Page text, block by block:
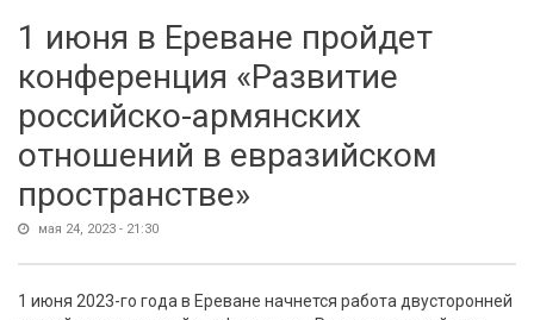
1 июня в Ереване пройдет
конференция «Развитие
российско-армянских
отношений в евразийском
пространстве»
мая 24, 2023 - 21:30
1 июня 2023-го года в Ереване начнется работа двусторонней